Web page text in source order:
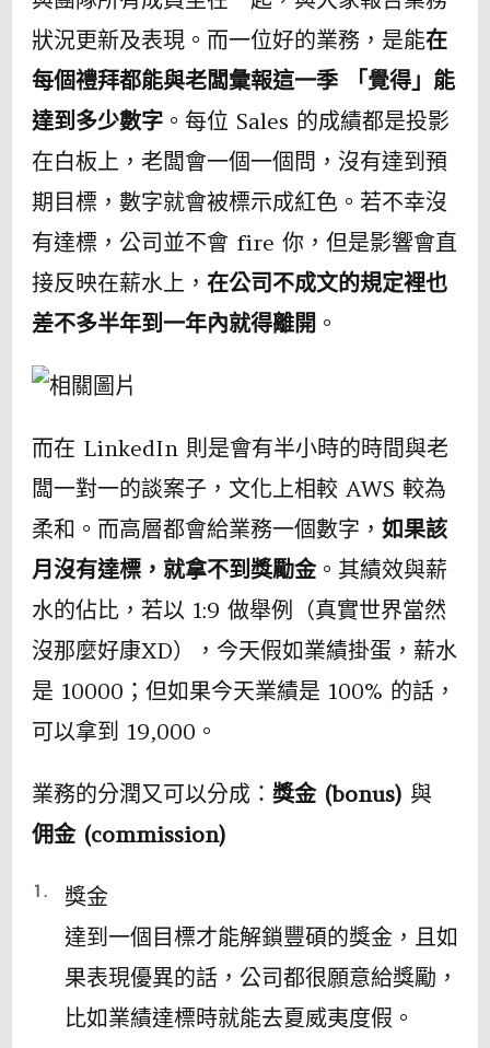
狀況更新及表現。而一位好的業務，是能在
每個禮拜都能與老闆彙報這一季 「覺得」能
達到多少數字 。每位 Sales 的成績都是投影
在白板上，老闆會一個一個問，沒有達到預
期目標，數字就會被標示成紅色。若不幸沒
有達標，公司並不會 fire 你，但是影響會直
接反映在薪水上， 在公司不成文的規定裡也
差不多半年到一年內就得離開 。
而在 LinkedIn 則是會有半小時的時間與老
闆一對一的談案子，文化上相較 AWS 較為
柔和。而高層都會給業務一個數字， 如果該
月沒有達標，就拿不到獎勵金。其績效與薪
水的佔比，若以 1:9 做舉例（真實世界當然
沒那麼好康XD），今天假如業績掛蛋，薪水
是 10000；但如果今天業績是 100% 的話，
可以拿到 19,000。
業務的分潤又可以分成： 獎金 (bonus) 與
佣金 (commission)
獎金
達到一個目標才能解鎖豐碩的獎金，且如
果表現優異的話，公司都很願意給獎勵，
比如業績達標時就能去夏威夷度假。